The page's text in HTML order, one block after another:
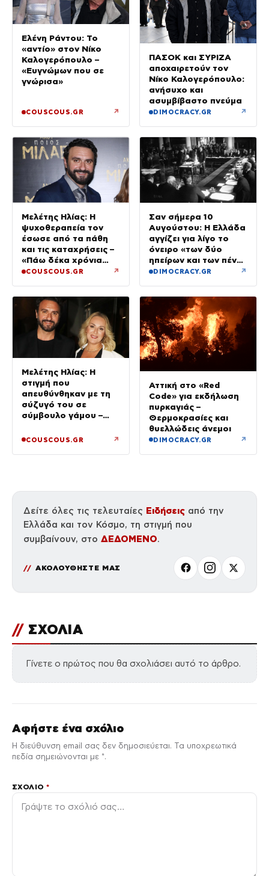
Ελένη Ράντου: Το
«αντίο» στον Νίκο
Καλογερόπουλο –
«Ευγνώμων που σε
γνώρισα»
COUSCOUS.GR ↗
ΠΑΣΟΚ και ΣΥΡΙΖΑ
αποχαιρετούν τον
Νίκο Καλογερόπουλο:
ανήσυχο και
ασυμβίβαστο πνεύμα
DIMOCRACY.GR ↗
Μελέτης Ηλίας: Η
ψυχοθεραπεία τον
έσωσε από τα πάθη
και τις καταχρήσεις –
«Πάω δέκα χρόνια
στον ψυχαναλυτή»
COUSCOUS.GR ↗
Σαν σήμερα 10
Αυγούστου: Η Ελλάδα
αγγίζει για λίγο το
όνειρο «των δύο
ηπείρων και των πέντε
θαλασσών»
DIMOCRACY.GR ↗
Μελέτης Ηλίας: Η
στιγμή που
απευθύνθηκαν με τη
σύζυγό του σε
σύμβουλο γάμου –
σημείο ήταν όταν
COUSCOUS.GR ↗
Αττική στο «Red
Code» για εκδήλωση
πυρκαγιάς –
Θερμοκρασίες και
θυελλώδεις άνεμοι
DIMOCRACY.GR ↗
Δείτε όλες τις τελευταίες Ειδήσεις από την
Ελλάδα και τον Κόσμο, τη στιγμή που
συμβαίνουν, στο ΔΕΔΟΜΕΝΟ.
ΑΚΟΛΟΥΘΗΣΤΕ ΜΑΣ
// ΣΧΟΛΙΑ
Γίνετε ο πρώτος που θα σχολιάσει αυτό το άρθρο.
Αφήστε ένα σχόλιο
Η διεύθυνση email σας δεν δημοσιεύεται. Τα υποχρεωτικά
πεδία σημειώνονται με *.
ΣΧΌΛΙΟ*